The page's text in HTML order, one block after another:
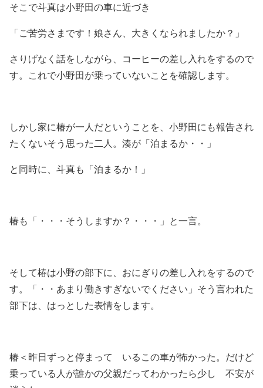
そこで斗真は小野田の車に近づき
「ご苦労さまです！娘さん、大きくなられましたか？」
さりげなく話をしながら、コーヒーの差し入れをするので
す。これで小野田が乗っていないことを確認します。
しかし家に椿が一人だということを、小野田にも報告され
たくないそう思った二人。湊が「泊まるか・・」
と同時に、斗真も「泊まるか！」
椿も「・・・そうしますか？・・・」と一言。
そして椿は小野の部下に、おにぎりの差し入れをするので
す。「・・あまり働きすぎないでください」そう言われた
部下は、はっとした表情をします。
椿＜昨日ずっと停まって いるこの車が怖かった。だけど
乗っている人が誰かの父親だってわかったら少し 不安が